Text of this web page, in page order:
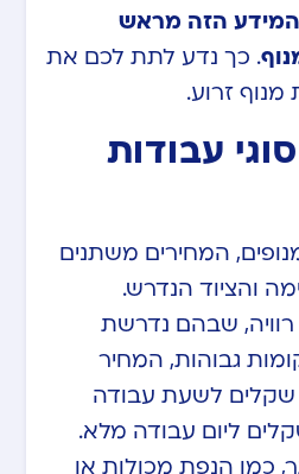
המידע הזה מראש
. כך נדע לתת לכם את
מנוף זרוע.
עבודות
המחירים משתנים
והציוד הנדרש.
רוויה, שבהם נדרשת
גבוהות, המחיר
לשעת עבודה
ליום עבודה מלא.
כמו הנפת מכולות או